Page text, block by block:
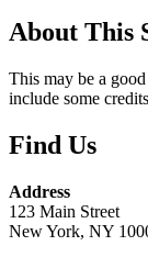
About This
This may be a
include some
Find Us
Address
123 Main Street
New York, NY